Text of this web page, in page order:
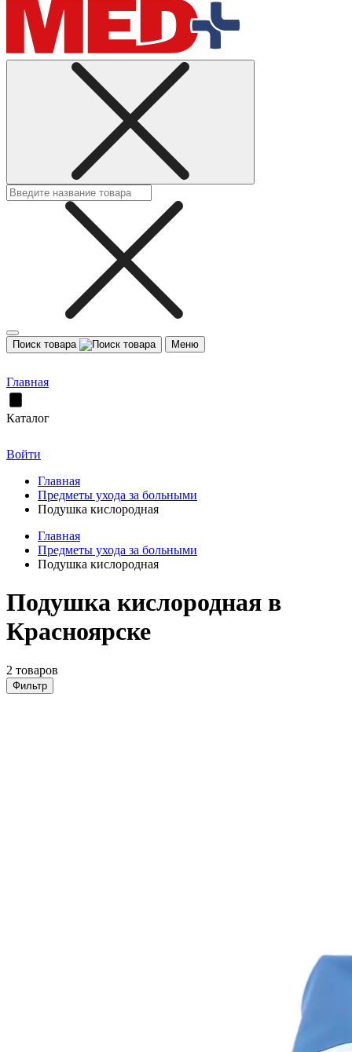
Поиск товара Меню
Главная
Каталог
Войти
Главная
Предметы ухода за больными
Подушка кислородная
Главная
Предметы ухода за больными
Подушка кислородная
Подушка кислородная в
Красноярске
2 товаров
Фильтр